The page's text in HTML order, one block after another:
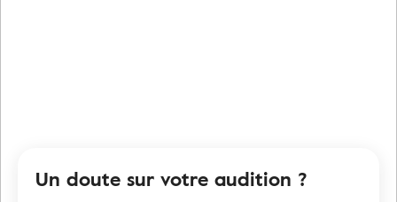
Un doute sur votre audition ?